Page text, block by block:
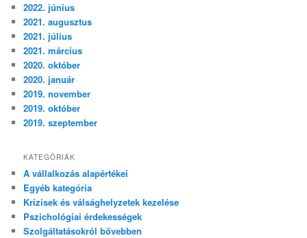
2022. június
2021. augusztus
2021. július
2021. március
2020. október
2020. január
2019. november
2019. október
2019. szeptember
KATEGÓRIÁK
A vállalkozás alapértékei
Egyéb kategória
Krízisek és válsághelyzetek kezelése
Pszichológiai érdekességek
Szolgáltatásokról bővebben